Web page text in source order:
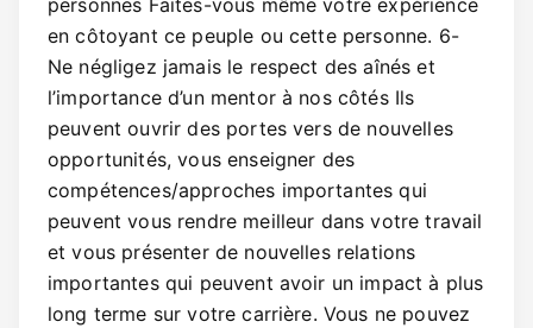
personnes Faites-vous même votre expérience
en côtoyant ce peuple ou cette personne. 6-
Ne négligez jamais le respect des aînés et
l’importance d’un mentor à nos côtés Ils
peuvent ouvrir des portes vers de nouvelles
opportunités, vous enseigner des
compétences/approches importantes qui
peuvent vous rendre meilleur dans votre travail
et vous présenter de nouvelles relations
importantes qui peuvent avoir un impact à plus
long terme sur votre carrière. Vous ne pouvez